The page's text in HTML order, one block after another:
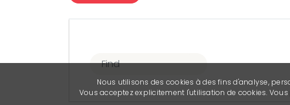
Nous utilisons des cookies à des fins d'analyse,
Vous acceptez explicitement l'utilisation de cookies.